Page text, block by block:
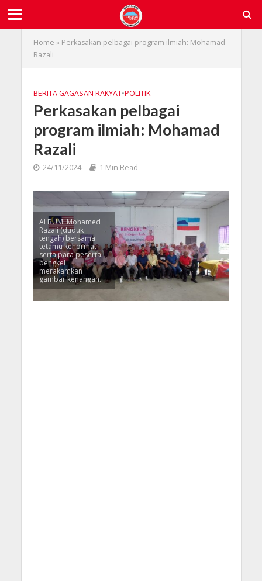
Home » Perkasakan pelbagai program ilmiah: Mohamad
Razali
BERITA GAGASAN RAKYAT•POLITIK
Perkasakan pelbagai
program ilmiah: Mohamad
Razali
24/11/2024 1 Min Read
ALBUM: Mohamed
Razali (duduk
tengah) bersama
tetamu kehormat
serta para peserta
bengkel
merakamkan
gambar kenangan.